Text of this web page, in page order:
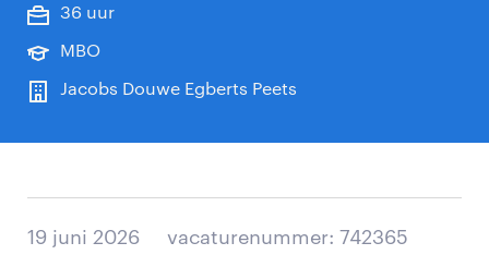
36 uur
MBO
Jacobs Douwe Egberts Peets
19 juni 2026 vacaturenummer: 742365